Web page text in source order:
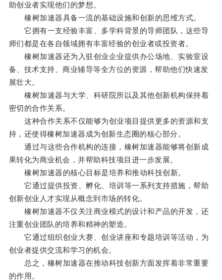
助创业者实现他们的梦想。
橡树加速器具备一流的基础设施和创新的思维方式。
它拥有一支经验丰富、多学科背景的导师团队，这些导
师们都是在各自领域拥有丰富经验的创业者或投资者。
橡树加速器还为入驻创业企业提供办公场地、实验室设
备、技术支持、商业辅导等全方位的资源，帮助他们快速发
展壮大。
橡树加速器与大学、科研院所以及其他创新机构保持着
密切的合作关系。
这种合作关系不仅能够为创业项目提供更多的资源和支
持，还使得橡树加速器成为创新生态圈的核心部分。
通过与这些合作机构的连接，橡树加速器能够将创新成
果转化为商业机会，并帮助科技项目进一步发展。
橡树加速器的核心目标是培养和推动科技创新。
它通过提供投资、孵化、培训等一系列支持措施，帮助
创新创业人才实现从概念到市场的转化。
橡树加速器不仅关注商业模式的设计和产品的开发，还
注重创业团队的培养和精神的塑造。
它通过组织创业大赛、创业讲座和专题培训等活动，为
创业者提供交流和学习的机会。
总之，橡树加速器在推动科技创新方面发挥着非常重要
的作用。